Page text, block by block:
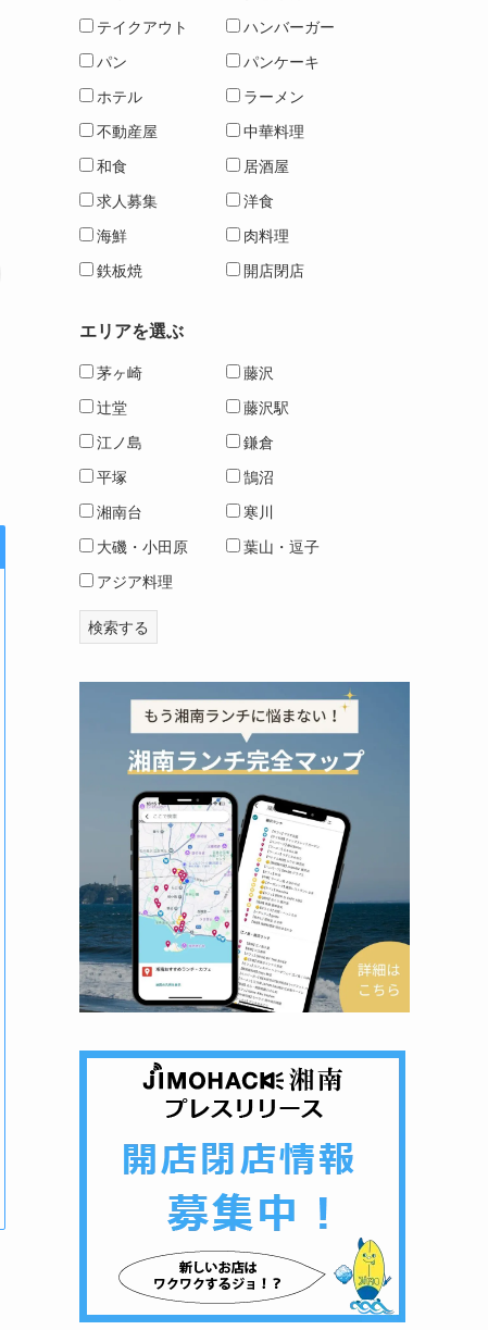
テイクアウト
ハンバーガー
パン
パンケーキ
ホテル
ラーメン
不動産屋
中華料理
和食
居酒屋
求人募集
洋食
海鮮
肉料理
鉄板焼
開店閉店
エリアを選ぶ
茅ヶ崎
藤沢
辻堂
藤沢駅
江ノ島
鎌倉
平塚
鵠沼
湘南台
寒川
大磯・小田原
葉山・逗子
アジア料理